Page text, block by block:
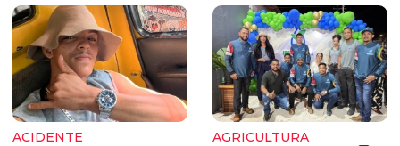
ACIDENTE AGRICULTURA